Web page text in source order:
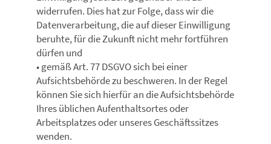
widerrufen. Dies hat zur Folge, dass wir die
Datenverarbeitung, die auf dieser Einwilligung
beruhte, für die Zukunft nicht mehr fortführen
dürfen und
• gemäß Art. 77 DSGVO sich bei einer
Aufsichtsbehörde zu beschweren. In der Regel
können Sie sich hierfür an die Aufsichtsbehörde
Ihres üblichen Aufenthaltsortes oder
Arbeitsplatzes oder unseres Geschäftssitzes
wenden.